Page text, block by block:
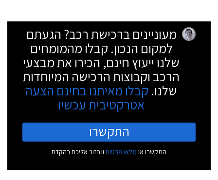
מעוניינים ברכישת רכב? הגעתם
למקום הנכון. קבלו מהמומחים
שלנו ייעוץ חינם, הכירו את מבצעי
הרכב וקבוצות הרכישה המיוחדות
שלנו. קבלו מאיתנו בחינם הצעה
אטרקטיבית עכשיו
התקשרו
התקשרו או מלאו פרטים ונחזור אליכם בהקדם